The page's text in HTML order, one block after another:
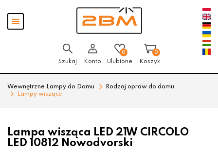
Pokaż
menu
Szukaj Konto
0
Ulubione
0
Koszyk
Wewnętrzne Lampy do Domu
Rodzaj opraw do domu
Lampy wiszące
Lampa wisząca LED 21W CIRCOLO
LED 10812 Nowodvorski